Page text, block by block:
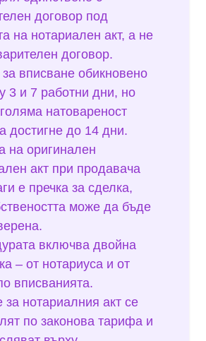
договор под
на нотариален акт, а не
договор.
вписване обикновено
3 и 7 работни дни, но
натовареност
достигне до 14 дни.
на оригинален
акт при продавача
е пречка за сделка,
може да бъде
включва двойна
– от нотариуса и от
вписванията.
за нотариалния акт се
по законова тарифа и